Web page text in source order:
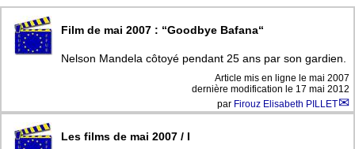
Film de mai 2007 : “Goodbye Bafana“
Nelson Mandela côtoyé pendant 25 ans par son gardien.
Article mis en ligne le mai 2007
dernière modification le 17 mai 2012
par Firouz Elisabeth PILLET
Les films de mai 2007 / I